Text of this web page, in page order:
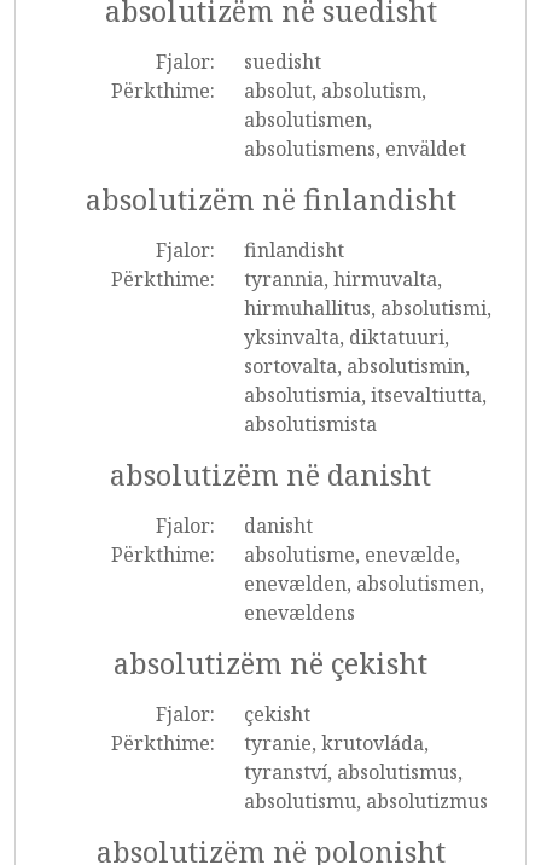
absolutizëm në suedisht
Fjalor:
suedisht
Përkthime:
absolut, absolutism,
absolutismen,
absolutismens, enväldet
absolutizëm në finlandisht
Fjalor:
finlandisht
Përkthime:
tyrannia, hirmuvalta,
hirmuhallitus, absolutismi,
yksinvalta, diktatuuri,
sortovalta, absolutismin,
absolutismia, itsevaltiutta,
absolutismista
absolutizëm në danisht
Fjalor:
danisht
Përkthime:
absolutisme, enevælde,
enevælden, absolutismen,
enevældens
absolutizëm në çekisht
Fjalor:
çekisht
Përkthime:
tyranie, krutovláda,
tyranství, absolutismus,
absolutismu, absolutizmus
absolutizëm në polonisht